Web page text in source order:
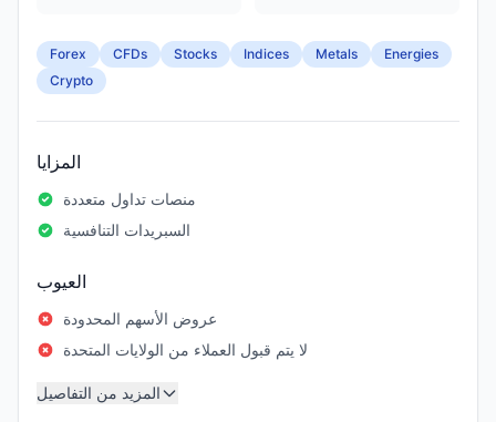
Forex CFDs Stocks Indices Metals
Energies
Crypto
المزايا
منصات تداول متعددة
السبريدات التنافسية
العيوب
عروض الأسهم المحدودة
لا يتم قبول العملاء من الولايات المتحدة
المزيد من التفاصيل